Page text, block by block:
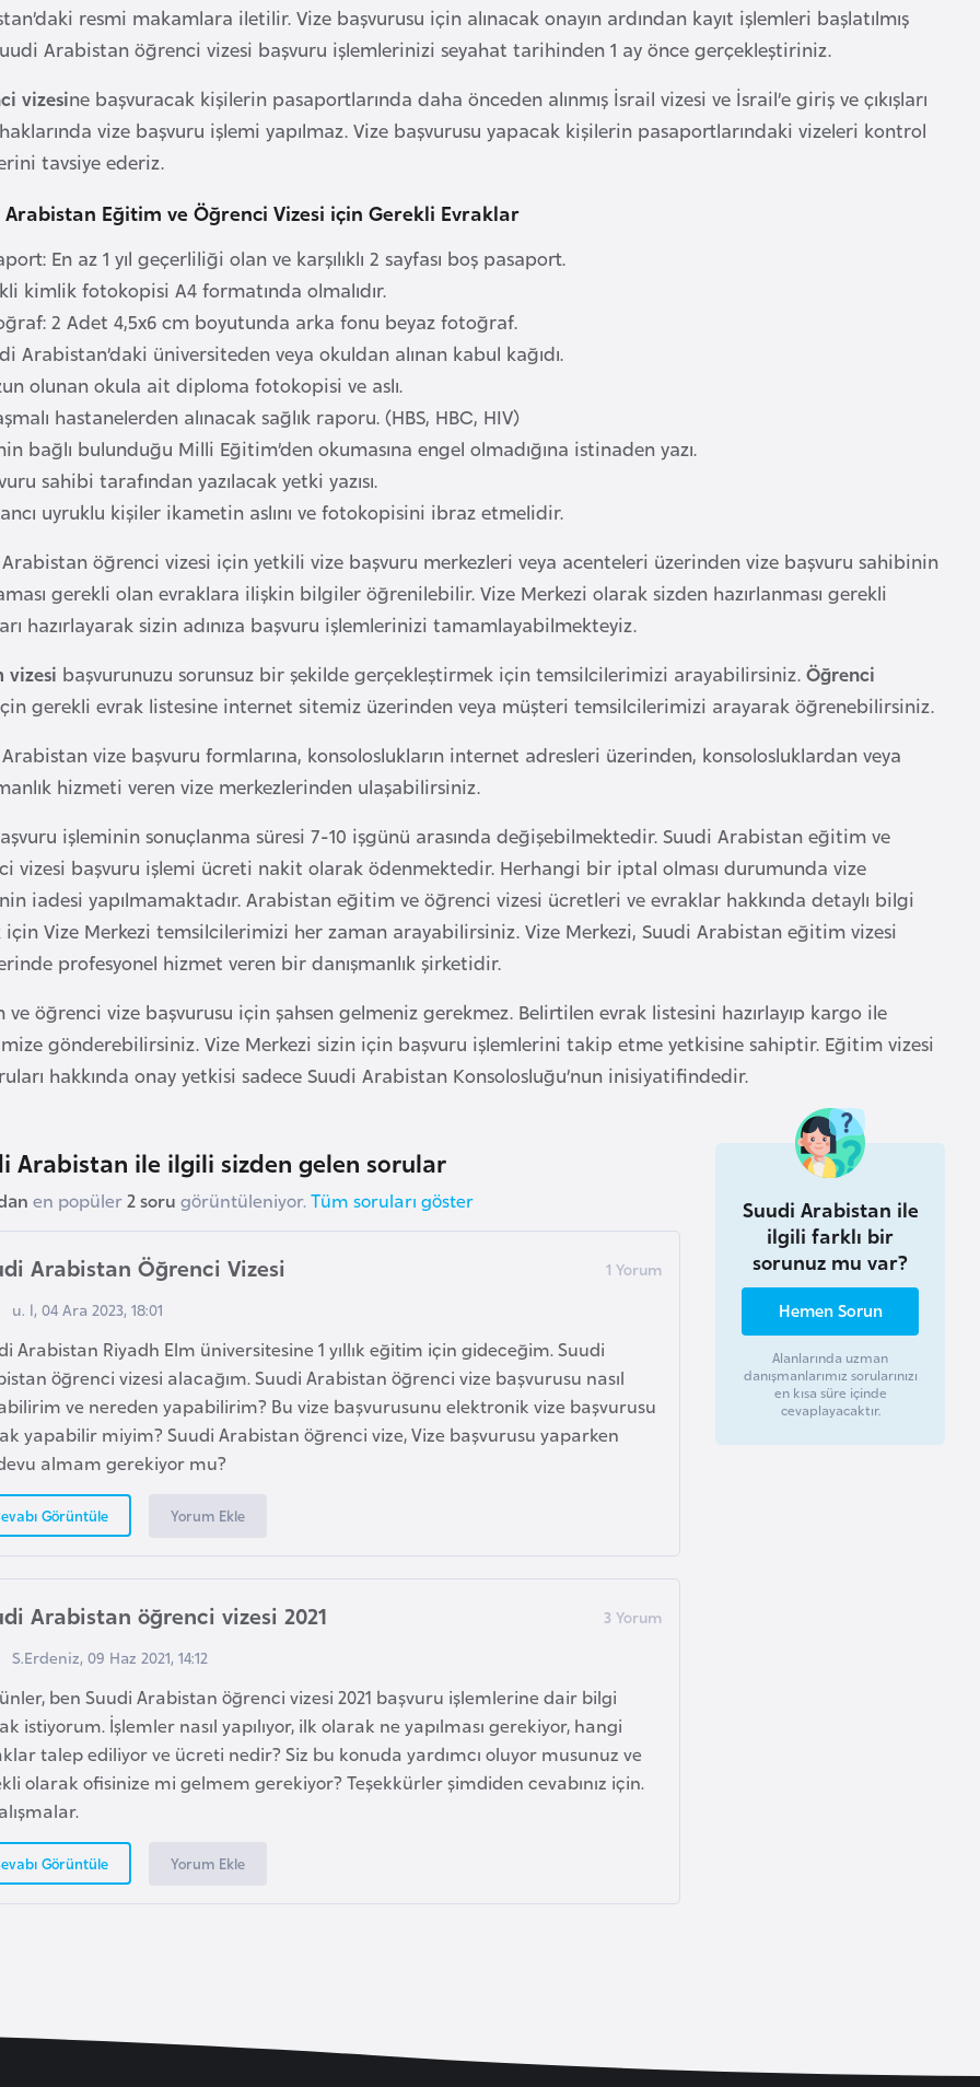
resmi makamlara iletilir. Vize başvurusu için alınacak onayın ardından kayıt işlemleri başlatılmış
Arabistan öğrenci vizesi başvuru işlemlerinizi seyahat tarihinden 1 ay önce gerçekleştiriniz.
vizesine başvuracak kişilerin pasaportlarında daha önceden alınmış İsrail vizesi ve İsrail’e giriş ve çıkışları
vize başvuru işlemi yapılmaz. Vize başvurusu yapacak kişilerin pasaportlarındaki vizeleri kontrol
tavsiye ederiz.
Arabistan Eğitim ve Öğrenci Vizesi için Gerekli Evraklar
En az 1 yıl geçerliliği olan ve karşılıklı 2 sayfası boş pasaport.
kimlik fotokopisi A4 formatında olmalıdır.
2 Adet 4,5x6 cm boyutunda arka fonu beyaz fotoğraf.
Arabistan’daki üniversiteden veya okuldan alınan kabul kağıdı.
olunan okula ait diploma fotokopisi ve aslı.
hastanelerden alınacak sağlık raporu. (HBS, HBC, HIV)
bağlı bulunduğu Milli Eğitim’den okumasına engel olmadığına istinaden yazı.
sahibi tarafından yazılacak yetki yazısı.
uyruklu kişiler ikametin aslını ve fotokopisini ibraz etmelidir.
öğrenci vizesi için yetkili vize başvuru merkezleri veya acenteleri üzerinden vize başvuru sahibinin
gerekli olan evraklara ilişkin bilgiler öğrenilebilir. Vize Merkezi olarak sizden hazırlanması gerekli
hazırlayarak sizin adınıza başvuru işlemlerinizi tamamlayabilmekteyiz.
vizesi başvurunuzu sorunsuz bir şekilde gerçekleştirmek için temsilcilerimizi arayabilirsiniz. Öğrenci
gerekli evrak listesine internet sitemiz üzerinden veya müşteri temsilcilerimizi arayarak öğrenebilirsiniz.
vize başvuru formlarına, konsoloslukların internet adresleri üzerinden, konsolosluklardan veya
hizmeti veren vize merkezlerinden ulaşabilirsiniz.
işleminin sonuçlanma süresi 7-10 işgünü arasında değişebilmektedir. Suudi Arabistan eğitim ve
vizesi başvuru işlemi ücreti nakit olarak ödenmektedir. Herhangi bir iptal olması durumunda vize
iadesi yapılmamaktadır. Arabistan eğitim ve öğrenci vizesi ücretleri ve evraklar hakkında detaylı bilgi
için Vize Merkezi temsilcilerimizi her zaman arayabilirsiniz. Vize Merkezi, Suudi Arabistan eğitim vizesi
profesyonel hizmet veren bir danışmanlık şirketidir.
ve öğrenci vize başvurusu için şahsen gelmeniz gerekmez. Belirtilen evrak listesini hazırlayıp kargo ile
gönderebilirsiniz. Vize Merkezi sizin için başvuru işlemlerini takip etme yetkisine sahiptir. Eğitim vizesi
hakkında onay yetkisi sadece Suudi Arabistan Konsolosluğu’nun inisiyatifindedir.
Arabistan ile ilgili sizden gelen sorular
en popüler2 soru görüntüleniyor.Tüm soruları göster
Arabistan Öğrenci Vizesi
u. l, 04 Ara 2023, 18:01
Arabistan Riyadh Elm üniversitesine 1 yıllık eğitim için gideceğim. Suudi
öğrenci vizesi alacağım. Suudi Arabistan öğrenci vize başvurusu nasıl
ve nereden yapabilirim? Bu vize başvurusunu elektronik vize başvurusu
yapabilir miyim? Suudi Arabistan öğrenci vize, Vize başvurusu yaparken
almam gerekiyor mu?
Görüntüle Yorum Ekle
Arabistan öğrenci vizesi 2021
S.Erdeniz, 09 Haz 2021, 14:12
ben Suudi Arabistan öğrenci vizesi 2021 başvuru işlemlerine dair bilgi
istiyorum. İşlemler nasıl yapılıyor, ilk olarak ne yapılması gerekiyor, hangi
talep ediliyor ve ücreti nedir? Siz bu konuda yardımcı oluyor musunuz ve
olarak ofisinize mi gelmem gerekiyor? Teşekkürler şimdiden cevabınız için.
Görüntüle Yorum Ekle
Suudi Arabistan ile
ilgili farklı bir
sorunuz mu var?
Hemen Sorun
Alanlarında uzman
danışmanlarımız sorularınızı
en kısa süre içinde
cevaplayacaktır.